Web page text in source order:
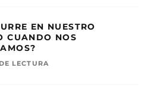
EN NUESTRO
CUANDO NOS
LECTURA